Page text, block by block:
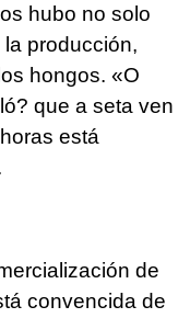
hubo no solo
producción,
hongos. «O
que a seta ven
está
de
convencida de